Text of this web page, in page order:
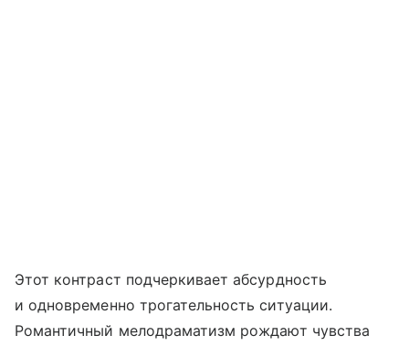
Этот контраст подчеркивает абсурдность
и одновременно трогательность ситуации.
Романтичный мелодраматизм рождают чувства